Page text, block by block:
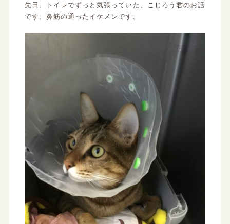
先日、トイレでずっと気張っていた、こじろう君のお話
です。鼻筋の通ったイケメンです。